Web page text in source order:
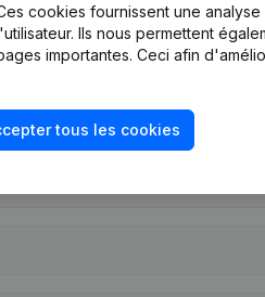
posées
cookies fournissent une
Ils nous permettent
importantes. Ceci afin
tous les cookies